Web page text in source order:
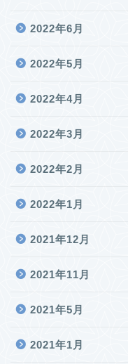
2022年6月
2022年5月
2022年4月
2022年3月
2022年2月
2022年1月
2021年12月
2021年11月
2021年5月
2021年1月